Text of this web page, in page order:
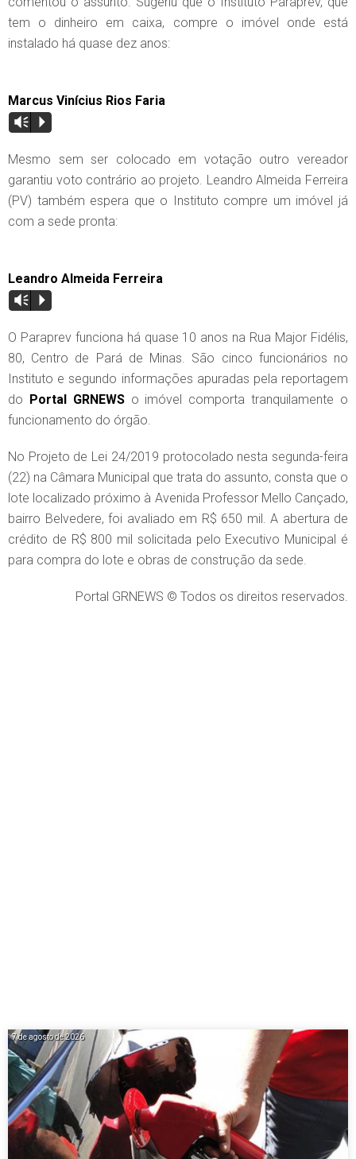
tem o dinheiro em caixa, compre o imóvel onde está
instalado há quase dez anos:
Marcus Vinícius Rios Faria
Vm P
Mesmo sem ser colocado em votação outro vereador
garantiu voto contrário ao projeto. Leandro Almeida Ferreira
(PV) também espera que o Instituto compre um imóvel já
com a sede pronta:
Leandro Almeida Ferreira
Vm P
O Paraprev funciona há quase 10 anos na Rua Major Fidélis,
80, Centro de Pará de Minas. São cinco funcionários no
Instituto e segundo informações apuradas pela reportagem
do Portal GRNEWSo imóvel comporta tranquilamente o
funcionamento do órgão.
No Projeto de Lei 24/2019 protocolado nesta segunda-feira
(22) na Câmara Municipal que trata do assunto, consta que o
lote localizado próximo à Avenida Professor Mello Cançado,
bairro Belvedere, foi avaliado em R$ 650 mil. A abertura de
crédito de R$ 800 mil solicitada pelo Executivo Municipal é
para compra do lote e obras de construção da sede.
Portal GRNEWS © Todos os direitos reservados.
7 de agosto de 2026